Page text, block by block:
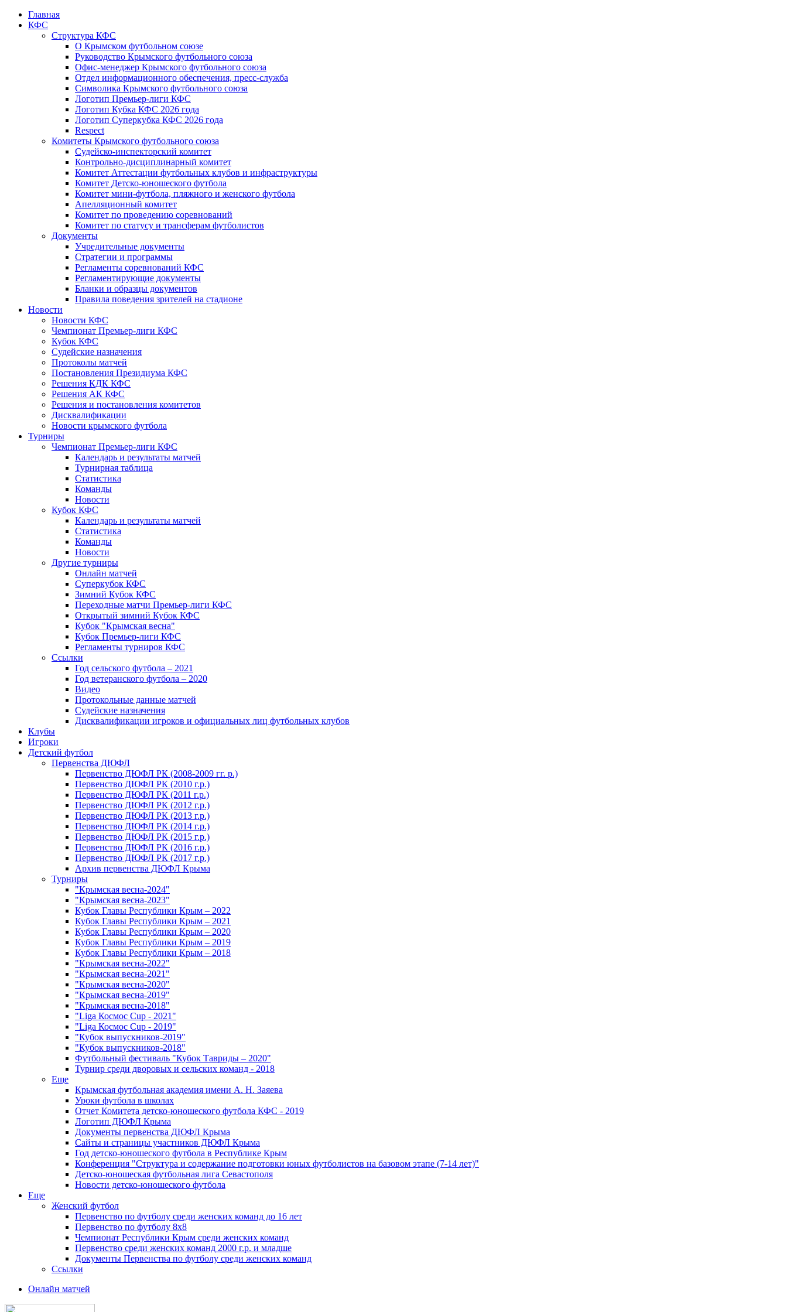
Главная
КФС
Структура КФС
О Крымском футбольном союзе
Руководство Крымского футбольного союза
Офис-менеджер Крымского футбольного союза
Отдел информационного обеспечения, пресс-служба
Символика Крымского футбольного союза
Логотип Премьер-лиги КФС
Логотип Кубка КФС 2026 года
Логотип Суперкубка КФС 2026 года
Respect
Комитеты Крымского футбольного союза
Судейско-инспекторский комитет
Контрольно-дисциплинарный комитет
Комитет Аттестации футбольных клубов и инфраструктуры
Комитет Детско-юношеского футбола
Комитет мини-футбола, пляжного и женского футбола
Апелляционный комитет
Комитет по проведению соревнований
Комитет по статусу и трансферам футболистов
Документы
Учредительные документы
Стратегии и программы
Регламенты соревнований КФС
Регламентирующие документы
Бланки и образцы документов
Правила поведения зрителей на стадионе
Новости
Новости КФС
Чемпионат Премьер-лиги КФС
Кубок КФС
Судейские назначения
Протоколы матчей
Постановления Президиума КФС
Решения КДК КФС
Решения АК КФС
Решения и постановления комитетов
Дисквалификации
Новости крымского футбола
Турниры
Чемпионат Премьер-лиги КФС
Календарь и результаты матчей
Турнирная таблица
Статистика
Команды
Новости
Кубок КФС
Календарь и результаты матчей
Статистика
Команды
Новости
Другие турниры
Онлайн матчей
Суперкубок КФС
Зимний Кубок КФС
Переходные матчи Премьер-лиги КФС
Открытый зимний Кубок КФС
Кубок "Крымская весна"
Кубок Премьер-лиги КФС
Регламенты турниров КФС
Ссылки
Год сельского футбола – 2021
Год ветеранского футбола – 2020
Видео
Протокольные данные матчей
Судейские назначения
Дисквалификации игроков и официальных лиц футбольных клубов
Клубы
Игроки
Детский футбол
Первенства ДЮФЛ
Первенство ДЮФЛ РК (2008-2009 гг. р.)
Первенство ДЮФЛ РК (2010 г.р.)
Первенство ДЮФЛ РК (2011 г.р.)
Первенство ДЮФЛ РК (2012 г.р.)
Первенство ДЮФЛ РК (2013 г.р.)
Первенство ДЮФЛ РК (2014 г.р.)
Первенство ДЮФЛ РК (2015 г.р.)
Первенство ДЮФЛ РК (2016 г.р.)
Первенство ДЮФЛ РК (2017 г.р.)
Архив первенства ДЮФЛ Крыма
Турниры
"Крымская весна-2024"
"Крымская весна-2023"
Кубок Главы Республики Крым – 2022
Кубок Главы Республики Крым – 2021
Кубок Главы Республики Крым – 2020
Кубок Главы Республики Крым – 2019
Кубок Главы Республики Крым – 2018
"Крымская весна-2022"
"Крымская весна-2021"
"Крымская весна-2020"
"Крымская весна-2019"
"Крымская весна-2018"
"Liga Космос Cup - 2021"
"Liga Космос Cup - 2019"
"Кубок выпускников-2019"
"Кубок выпускников-2018"
Футбольный фестиваль "Кубок Тавриды – 2020"
Турнир среди дворовых и сельских команд - 2018
Еще
Крымская футбольная академия имени А. Н. Заяева
Уроки футбола в школах
Отчет Комитета детско-юношеского футбола КФС - 2019
Логотип ДЮФЛ Крыма
Документы первенства ДЮФЛ Крыма
Сайты и страницы участников ДЮФЛ Крыма
Год детско-юношеского футбола в Республике Крым
Конференция "Структура и содержание подготовки юных футболистов на базовом этапе (7-14 лет)"
Детско-юношеская футбольная лига Севастополя
Новости детско-юношеского футбола
Еще
Женский футбол
Первенство по футболу среди женских команд до 16 лет
Первенство по футболу 8х8
Чемпионат Республики Крым среди женских команд
Первенство среди женских команд 2000 г.р. и младше
Документы Первенства по футболу среди женских команд
Ссылки
Онлайн матчей